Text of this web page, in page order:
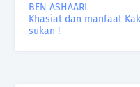
BEN ASHAARI
Khasiat dan manfaat
sukan !